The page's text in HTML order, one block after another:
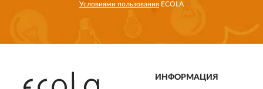
Условиями пользования ECOLA
ИНФОРМАЦИЯ